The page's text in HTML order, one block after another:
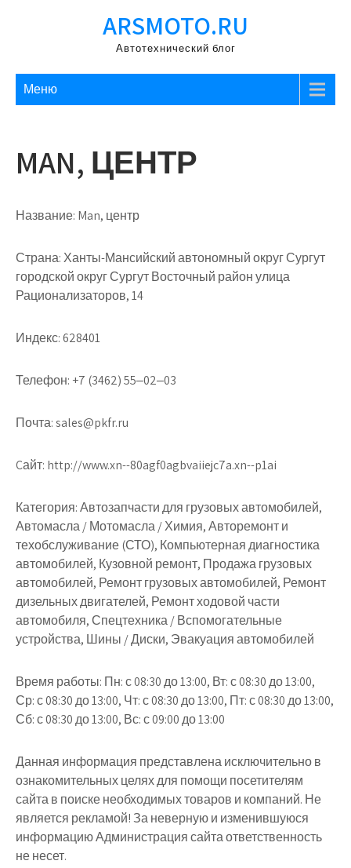
ARSMOTO.RU
Автотехнический блог
Меню
MAN, ЦЕНТР
Название: Man, центр
Страна:Ханты-Мансийский автономный округ Сургут
городской округ Сургут Восточный район улица
Рационализаторов, 14
Индекс:628401
Телефон: +7 (3462) 55‒02‒03
Почта:sales@pkfr.ru
Cайт: http://www.xn--80agf0agbvaiiejc7a.xn--p1ai
Категория:Автозапчасти для грузовых автомобилей,
Автомасла / Мотомасла / Химия, Авторемонт и
техобслуживание (СТО), Компьютерная диагностика
автомобилей, Кузовной ремонт, Продажа грузовых
автомобилей, Ремонт грузовых автомобилей, Ремонт
дизельных двигателей, Ремонт ходовой части
автомобиля, Спецтехника / Вспомогательные
устройства, Шины / Диски, Эвакуация автомобилей
Время работы: Пн: с 08:30 до 13:00, Вт: с 08:30 до 13:00,
Ср: с 08:30 до 13:00, Чт: с 08:30 до 13:00, Пт: с 08:30 до 13:00,
Сб: с 08:30 до 13:00, Вс: с 09:00 до 13:00
Данная информация представлена исключительно в
ознакомительных целях для помощи посетителям
сайта в поиске необходимых товаров и компаний. Не
является рекламой! За неверную и изменившуюся
информацию Администрация сайта ответственность
не несет.